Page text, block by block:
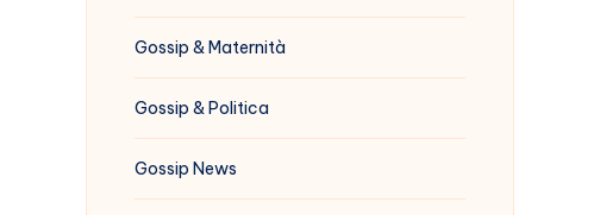
Gossip & Maternità
Gossip & Politica
Gossip News